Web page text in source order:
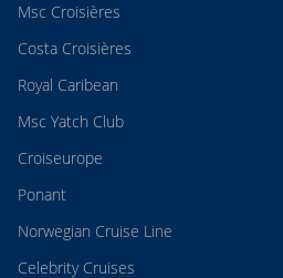
Msc Croisières
Costa Croisières
Royal Caribean
Msc Yatch Club
Croiseurope
Ponant
Norwegian Cruise Line
Celebrity Cruises